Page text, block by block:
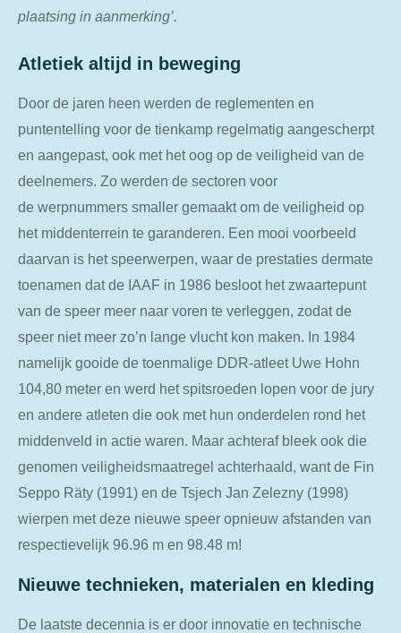
plaatsing in aanmerking’.
Atletiek altijd in beweging
Door de jaren heen werden de reglementen en
puntentelling voor de tienkamp regelmatig aangescherpt
en aangepast, ook met het oog op de veiligheid van de
deelnemers. Zo werden de sectoren voor
de werpnummers smaller gemaakt om de veiligheid op
het middenterrein te garanderen. Een mooi voorbeeld
daarvan is het speerwerpen, waar de prestaties dermate
toenamen dat de IAAF in 1986 besloot het zwaartepunt
van de speer meer naar voren te verleggen, zodat de
speer niet meer zo’n lange vlucht kon maken. In 1984
namelijk gooide de toenmalige DDR-atleet Uwe Hohn
104,80 meter en werd het spitsroeden lopen voor de jury
en andere atleten die ook met hun onderdelen rond het
middenveld in actie waren. Maar achteraf bleek ook die
genomen veiligheidsmaatregel achterhaald, want de Fin
Seppo Rӓty (1991) en de Tsjech Jan Zelezny (1998)
wierpen met deze nieuwe speer opnieuw afstanden van
respectievelijk 96.96 m en 98.48 m!
Nieuwe technieken, materialen en kleding
De laatste decennia is er door innovatie en technische